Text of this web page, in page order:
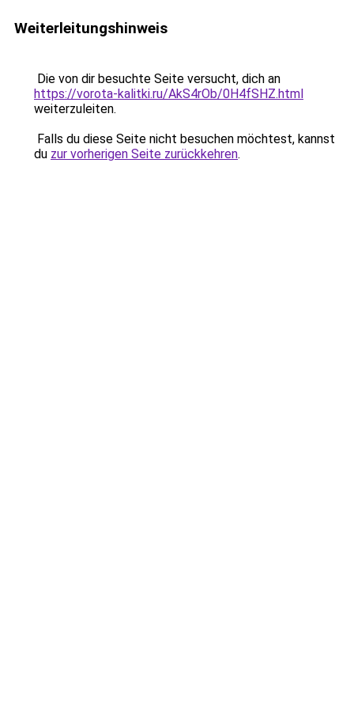
Weiterleitungshinweis
Die von dir besuchte Seite versucht, dich an
https://vorota-kalitki.ru/AkS4rOb/0H4fSHZ.html
weiterzuleiten.
Falls du diese Seite nicht besuchen möchtest, kannst
du zur vorherigen Seite zurückkehren.